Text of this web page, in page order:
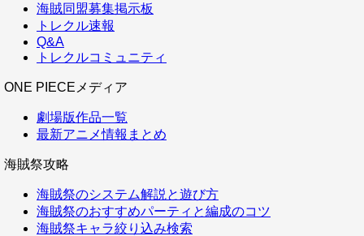
海賊同盟募集掲示板
トレクル速報
Q&A
トレクルコミュニティ
ONE PIECEメディア
劇場版作品一覧
最新アニメ情報まとめ
海賊祭攻略
海賊祭のシステム解説と遊び方
海賊祭のおすすめパーティと編成のコツ
海賊祭キャラ絞り込み検索